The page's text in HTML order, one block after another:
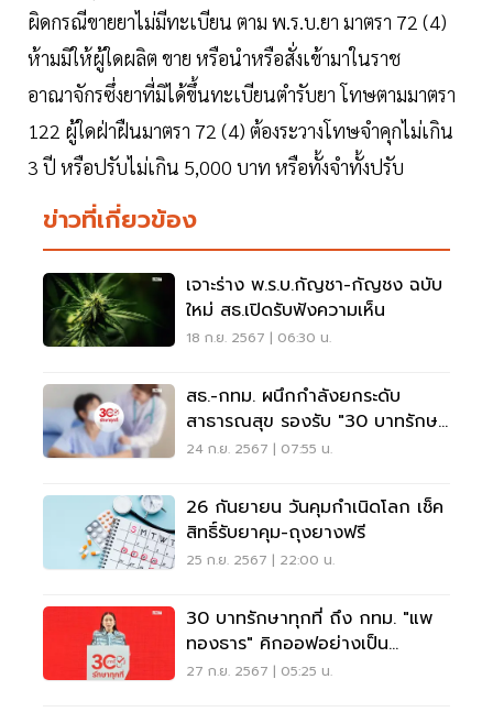
ผิดกรณีขายยาไม่มีทะเบียน ตาม พ.ร.บ.ยา​ มาตรา 72 (4)
ห้ามมิให้ผู้ใดผลิต ขาย หรือนำหรือสั่งเข้ามาในราช
อาณาจักรซึ่งยาที่มิได้ขึ้นทะเบียนตำรับยา​ โทษตามมาตรา
122 ผู้ใดฝ่าฝืนมาตรา 72 (4) ต้องระวางโทษจำคุกไม่เกิน
3 ปี หรือปรับไม่เกิน 5,000 บาท หรือทั้งจำทั้งปรับ
ข่าวที่เกี่ยวข้อง
เจาะร่าง พ.ร.บ.กัญชา-กัญชง ฉบับ
ใหม่ สธ.เปิดรับฟังความเห็น
18 ก.ย. 2567 | 06:30 น.
สธ.-กทม. ผนึกกำลังยกระดับ
สาธารณสุข รองรับ "30 บาทรักษา
ทุกที่"
24 ก.ย. 2567 | 07:55 น.
26 กันยายน วันคุมกำเนิดโลก เช็ค
สิทธิ์รับยาคุม-ถุงยางฟรี
25 ก.ย. 2567 | 22:00 น.
30 บาทรักษาทุกที่ ถึง กทม. "แพ
ทองธาร" คิกออฟอย่างเป็น
ทางการ
27 ก.ย. 2567 | 05:25 น.